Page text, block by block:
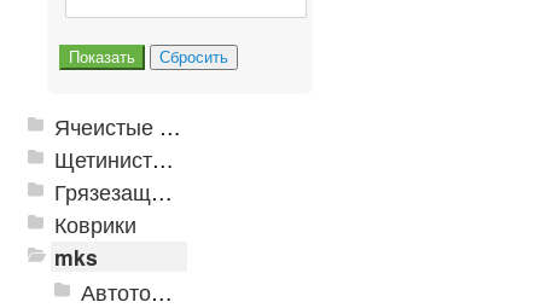
Ячеистые грязезащитные покрытия
Щетинистые покрытия
Грязезащитные, влаговпитывающие покрытия
Коврики
mks
Автотовары